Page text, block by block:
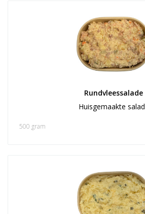
Rundvleessalade
Huisgemaakte
500 gram